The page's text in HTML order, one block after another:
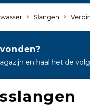
Slangen
en haal het de